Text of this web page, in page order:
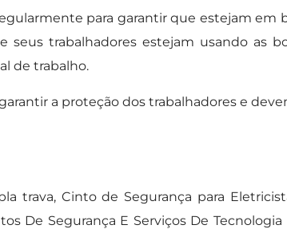
para garantir que estejam
seus trabalhadores estejam usando as
de trabalho.
a proteção dos trabalhadores e
trava, Cinto de Segurança para
De Segurança E Serviços De